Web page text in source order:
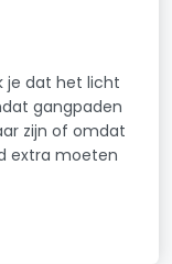
je dat het licht
gangpaden
zijn of omdat
extra moeten